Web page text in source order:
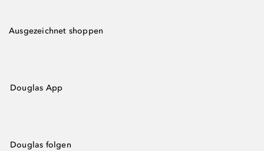
Ausgezeichnet shoppen
Douglas App
Douglas folgen